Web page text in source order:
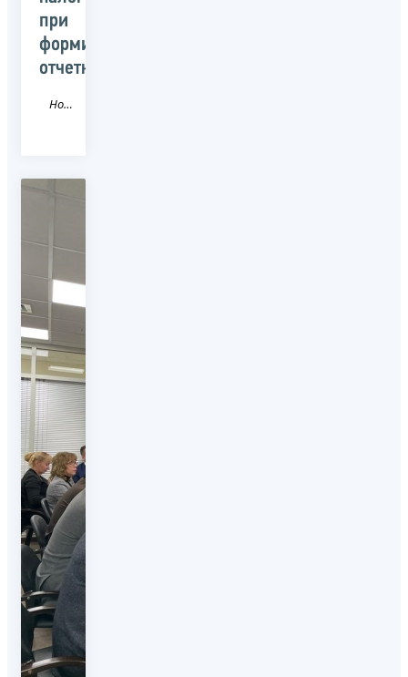
при
формировании
отчетности»
Новость